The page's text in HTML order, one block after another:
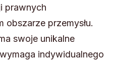
prawnych
przemysłu.
swoje unikalne
indywidualnego